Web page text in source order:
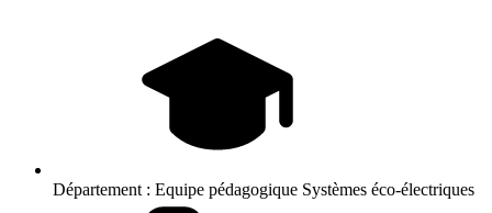
Département : Equipe pédagogique Systèmes éco-électriques